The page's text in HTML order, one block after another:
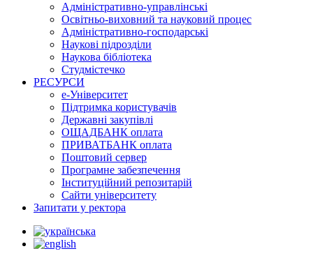
Адміністративно-управлінські
Освітньо-виховний та науковий процес
Адміністративно-господарські
Наукові підрозділи
Наукова бібліотека
Студмістечко
РЕСУРСИ
е-Університет
Підтримка користувачів
Державні закупівлі
ОЩАДБАНК оплата
ПРИВАТБАНК оплата
Поштовий сервер
Програмне забезпечення
Інституційний репозитарій
Сайти університету
Запитати у ректора